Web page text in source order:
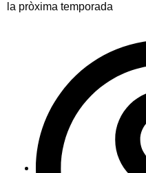
la pròxima temporada